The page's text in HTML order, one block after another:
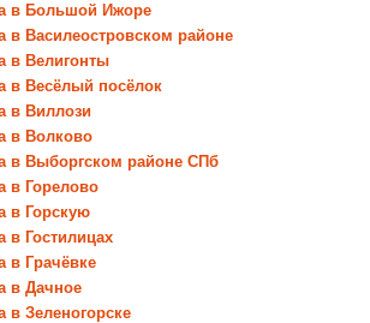
в Большой Ижоре
в Василеостровском районе
в Велигонты
в Весёлый посёлок
в Виллози
в Волково
в Выборгском районе СПб
в Горелово
в Горскую
в Гостилицах
в Грачёвке
в Дачное
в Зеленогорске